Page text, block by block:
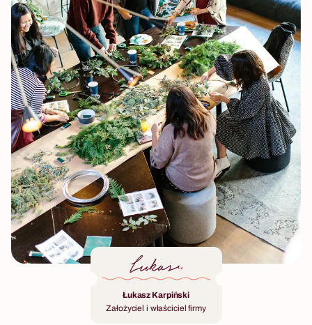
Łukasz Karpiński
Założyciel i właściciel firmy